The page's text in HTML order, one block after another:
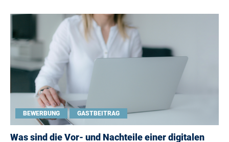
BEWERBUNG GASTBEITRAG
Was sind die Vor- und Nachteile einer digitalen